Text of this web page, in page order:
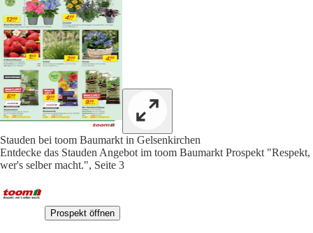
Stauden bei toom Baumarkt in Gelsenkirchen
Entdecke das Stauden Angebot im toom Baumarkt Prospekt "Respekt,
wer's selber macht.", Seite 3
Prospekt öffnen